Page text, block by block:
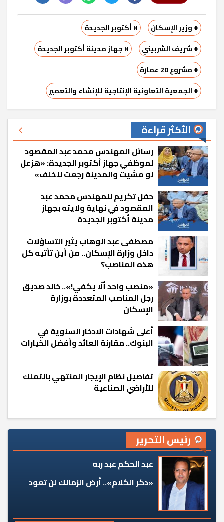
# وزير الإسكان
# أكتوبر الجديدة
# شريف الشربيني
# جهاز مدينة أكتوبر الجديدة
# مشروع 20 عمارة
# الجمعية التعاونية الإنتاجية للإنشاء والتعمير
الأكثر قراءة
رسائل المهندس محمد عبد المقصود
لموظفي جهاز أكتوبر الجديدة: «هزعل
لو مشيت والمدينة رجعت للخلف»
حفل تكريم للمهندس محمد عبد
المقصود في نهاية ولايته بجهاز
مدينة أكتوبر الجديدة
مصطفى عبد الوهاب يثير التساؤلات
داخل وزارة الإسكان.. من أين تأتيه كل
هذه المناصب؟
«منصب واحد ألّا يكفي!».. خالد صديق
رجل المناصب المتعددة بوزارة
الإسكان
أعلى شهادات الادخار السنوية في
البنوك.. مقارنة العائد وأفضل الخيارات
تفاصيل نظام الإيجار المنتهي بالتملك
للأراضي الصناعية
رئيس التحرير
عبد الحكم عبد ربه
«دكر الكلام».. أرض الزمالك لن تعود